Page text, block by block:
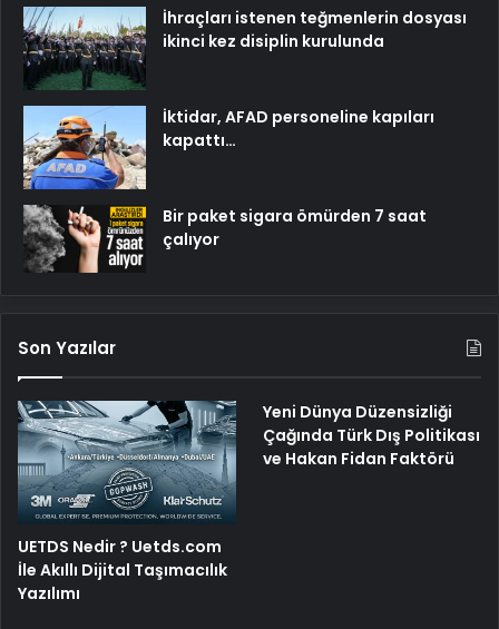
İhraçları istenen teğmenlerin dosyası
ikinci kez disiplin kurulunda
İktidar, AFAD personeline kapıları
kapattı…
Bir paket sigara ömürden 7 saat
çalıyor
Son Yazılar
UETDS Nedir ? Uetds.com
İle Akıllı Dijital Taşımacılık
Yazılımı
Yeni Dünya Düzensizliği
Çağında Türk Dış Politikası
ve Hakan Fidan Faktörü